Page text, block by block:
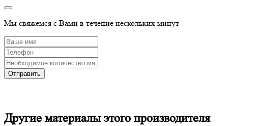
Мы свяжемся с Вами в течение нескольких минут
Другие материалы этого производителя